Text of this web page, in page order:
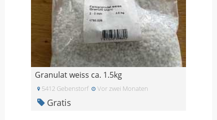
Granulat weiss ca. 1.5kg
5412 Gebenstorf Vor zwei Monaten
Gratis